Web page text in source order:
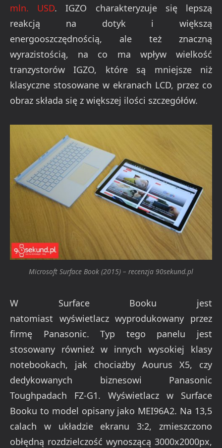
mln. USD. IGZO charakteryzuje się lepszą
reakcją na dotyk i większą
energooszczędnością, ale też znaczną
wyrazistością, na co ma wpływ wielkość
tranzystorów IGZO, które są mniejsze niż
klasyczne stosowane w ekranach LCD, przez co
obraz składa się z większej ilości szczegółów.
Microsoft Surface Book (2015) – recenzja 90sekund.pl
W Surface Booku jest
natomiast wyświetlacz wyprodukowany przez
firmę Panasonic. Typ tego panelu jest
stosowany również w innych wysokiej klasy
notebookach, jak chociażby Aourus X5, czy
dedykowanych biznesowi Panasonic
Toughpadach FZ-G1. Wyświetlacz w Surface
Booku to model opisany jako MEI96A2. Na 13,5
calach w układzie ekranu 3:2, zmieszczono
obłędną rozdzielczość wynoszącą 3000x2000px,